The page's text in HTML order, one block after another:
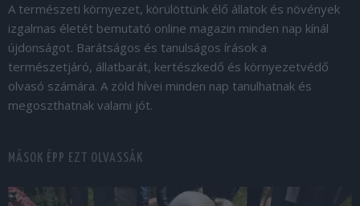
A természeti környezet, körülöttünk élő állatok és növények
izgalmas életét bemutató online magazin minden nap kínál
újdonságot. Barátságos és tanulságos írások a
természetjáró, állatbarát, kertészkedő és környezetvédő
olvasó számára. A zöld hívei minden nap tanulhatnak és
megoszthatnak valami jót.
MÁSOK ÉPP EZT OLVASSÁK